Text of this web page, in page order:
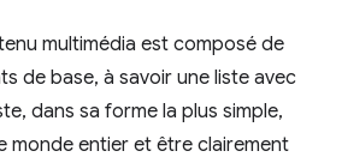
multimédia est composé de
de base, à savoir une liste avec
dans sa forme la plus simple,
monde entier et être clairement